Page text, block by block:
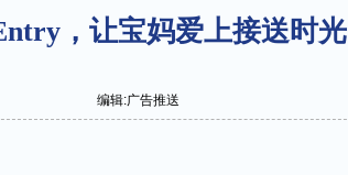
，让宝妈爱上接送时光
编辑:广告推送